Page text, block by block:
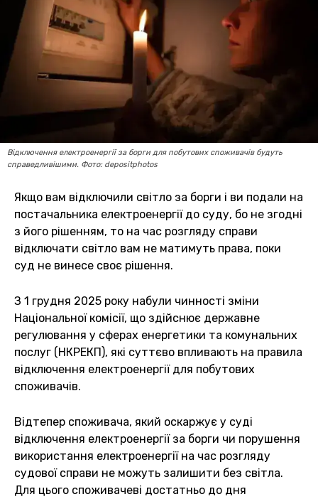
Відключення електроенергії за борги для побутових споживачів будуть
справедливішими. Фото: depositphotos
Якщо вам відключили світло за борги і ви подали на
постачальника електроенергії до суду, бо не згодні
з його рішенням, то на час розгляду справи
відключати світло вам не матимуть права, поки
суд не винесе своє рішення.
З 1 грудня 2025 року набули чинності зміни
Національної комісії, що здійснює державне
регулювання у сферах енергетики та комунальних
послуг (НКРЕКП), які суттєво впливають на правила
відключення електроенергії для побутових
споживачів.
Відтепер споживача, який оскаржує у суді
відключення електроенергії за борги чи порушення
використання електроенергії на час розгляду
судової справи не можуть залишити без світла.
Для цього споживачеві достатньо до дня